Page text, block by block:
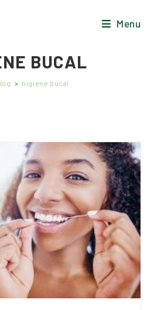
Menu
BUCAL
> higiene bucal